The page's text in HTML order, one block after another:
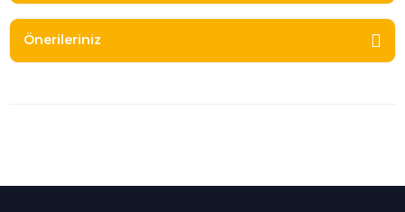
Önerileriniz
Alışveriş